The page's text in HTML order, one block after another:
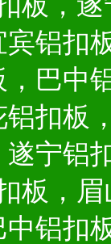
铝扣
巴中
扣板
宁铝
板，
铝扣